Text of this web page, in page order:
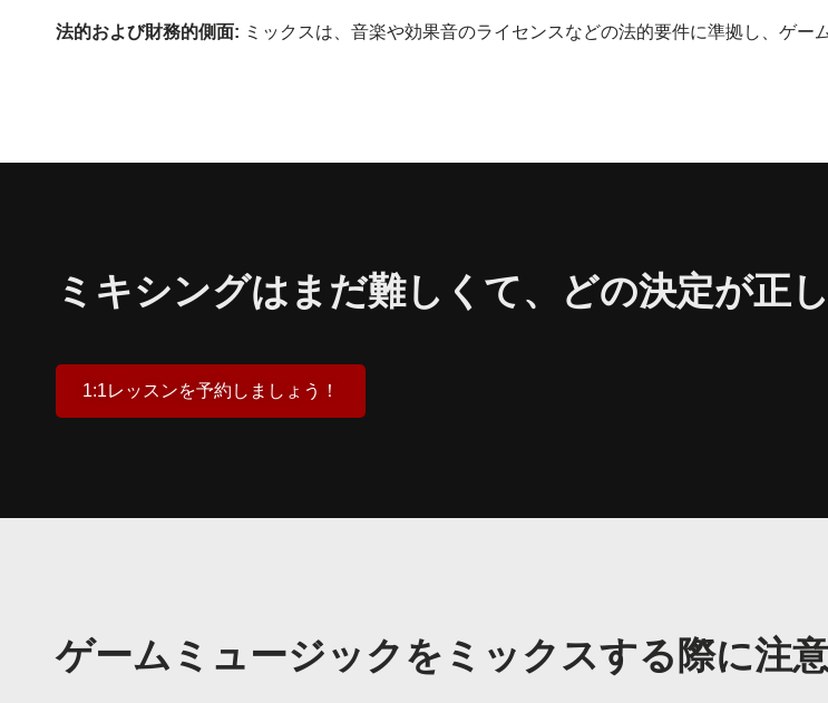
法的および財務的側面: ミックスは、音楽や効果音のライセンスなどの法的要件に準拠し、ゲー
ミキシングはまだ難しくて、どの決定が正
1:1レッスンを予約しましょう！
ゲームミュージックをミックスする際に注